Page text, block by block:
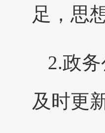
足，思
2.政
及时更